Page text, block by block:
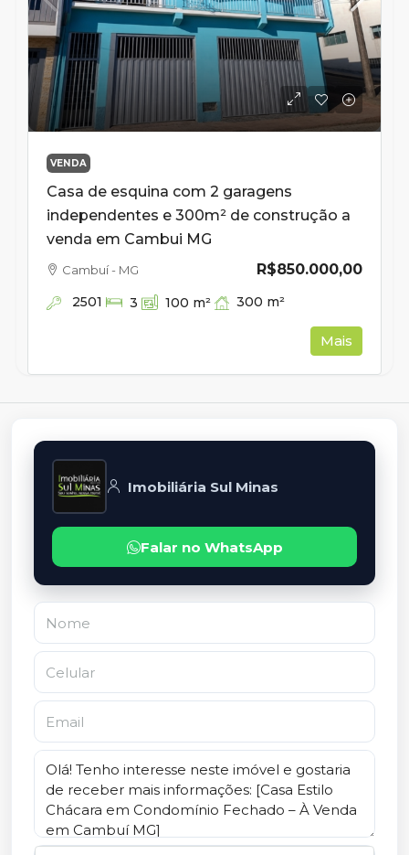
VENDA
Casa de esquina com 2 garagens
independentes e 300m² de construção a
venda em Cambui MG
R$850.000,00
Cambuí - MG
2501 3 100 m² 300 m²
Mais
Imobiliária Sul Minas
Falar no WhatsApp